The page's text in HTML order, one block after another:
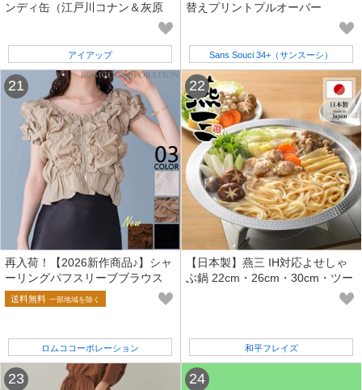
ンディ缶（江戸川コナン＆灰原
アイアップ
替えプリントプルオーバー
Sans Souci 34+（サンスーシ）
再入荷！【2026新作商品♪】シャ
ーリングパフスリーブブラウス
送料無料 一部地域を除く
ロムココーポレーション
【日本製】燕三 IH対応よせしゃ
ぶ鍋 22cm・26cm・30cm・ツー
和平フレイズ